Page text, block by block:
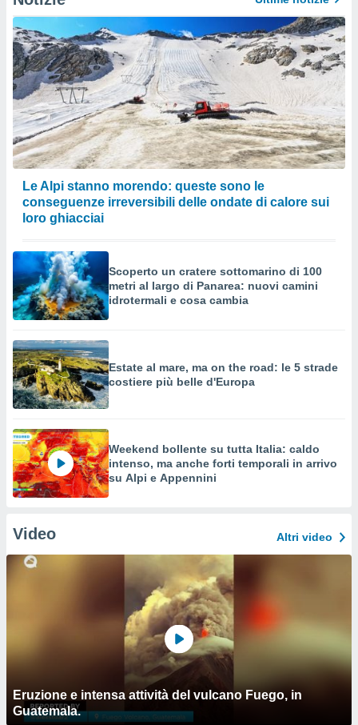
Le Alpi stanno morendo: queste sono le
conseguenze irreversibili delle ondate di calore sui
loro ghiacciai
Scoperto un cratere sottomarino di 100
metri al largo di Panarea: nuovi camini
idrotermali e cosa cambia
Estate al mare, ma on the road: le 5 strade
costiere più belle d'Europa
Weekend bollente su tutta Italia: caldo
intenso, ma anche forti temporali in arrivo
su Alpi e Appennini
Video Altri video
Eruzione e intensa attività del vulcano Fuego, in
Guatemala.